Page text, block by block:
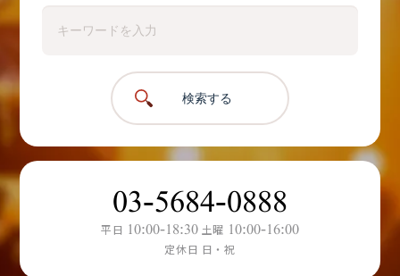
検索する
03-5684-0888
平日 10:00-18:30 土曜 10:00-16:00
定休日 日・祝